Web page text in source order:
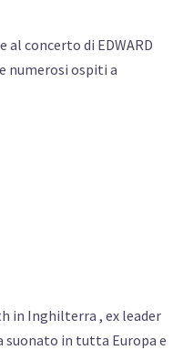
al concerto di EDWARD
numerosi ospiti a
in Inghilterra , ex leader
suonato in tutta Europa e